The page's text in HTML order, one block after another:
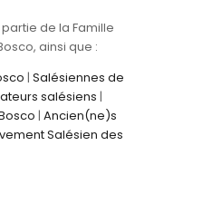
de la Famille
ainsi que :
| Salésiennes de
salésiens |
| Ancien(ne)s
Salésien des